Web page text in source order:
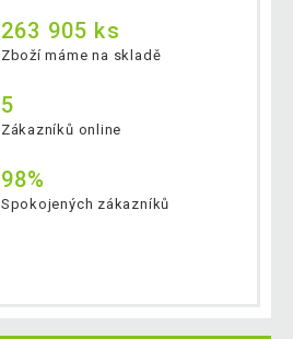
263 905 ks
Zboží máme na skladě
5
Zákazníků online
98%
Spokojených zákazníků